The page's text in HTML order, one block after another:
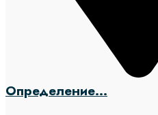
Определение...